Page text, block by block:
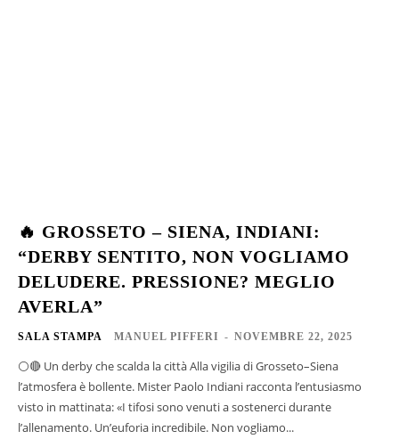
🔥 GROSSETO – SIENA, INDIANI:
“DERBY SENTITO, NON VOGLIAMO
DELUDERE. PRESSIONE? MEGLIO
AVERLA”
SALA STAMPA MANUEL PIFFERI - NOVEMBRE 22, 2025
⚪🔴 Un derby che scalda la città Alla vigilia di Grosseto–Siena
l’atmosfera è bollente. Mister Paolo Indiani racconta l’entusiasmo
visto in mattinata: «I tifosi sono venuti a sostenerci durante
l’allenamento. Un’euforia incredibile. Non vogliamo...